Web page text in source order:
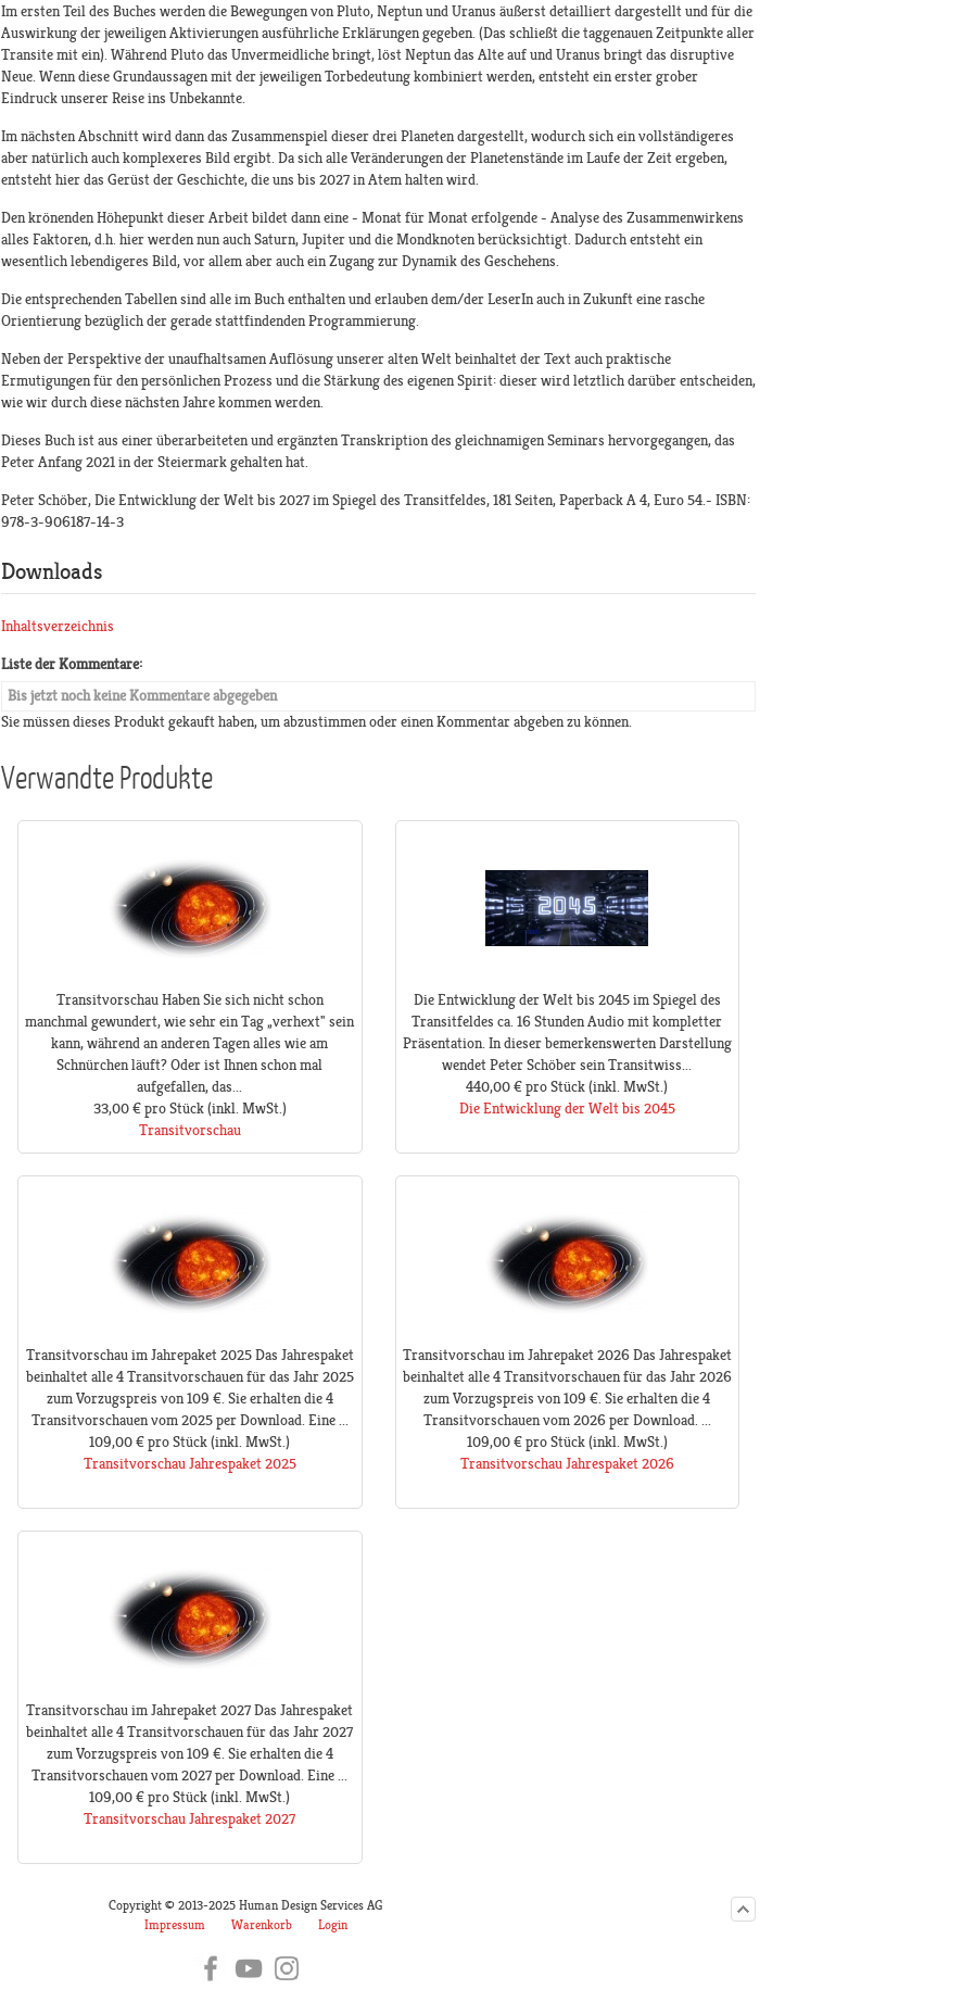
Im ersten Teil des Buches werden die Bewegungen von Pluto, Neptun und Uranus äußerst detailliert dargestellt und für die
Auswirkung der jeweiligen Aktivierungen ausführliche Erklärungen gegeben. (Das schließt die taggenauen Zeitpunkte aller
Transite mit ein). Während Pluto das Unvermeidliche bringt, löst Neptun das Alte auf und Uranus bringt das disruptive
Neue. Wenn diese Grundaussagen mit der jeweiligen Torbedeutung kombiniert werden, entsteht ein erster grober
Eindruck unserer Reise ins Unbekannte.
Im nächsten Abschnitt wird dann das Zusammenspiel dieser drei Planeten dargestellt, wodurch sich ein vollständigeres
aber natürlich auch komplexeres Bild ergibt. Da sich alle Veränderungen der Planetenstände im Laufe der Zeit ergeben,
entsteht hier das Gerüst der Geschichte, die uns bis 2027 in Atem halten wird.
Den krönenden Höhepunkt dieser Arbeit bildet dann eine - Monat für Monat erfolgende - Analyse des Zusammenwirkens
alles Faktoren, d.h. hier werden nun auch Saturn, Jupiter und die Mondknoten berücksichtigt. Dadurch entsteht ein
wesentlich lebendigeres Bild, vor allem aber auch ein Zugang zur Dynamik des Geschehens.
Die entsprechenden Tabellen sind alle im Buch enthalten und erlauben dem/der LeserIn auch in Zukunft eine rasche
Orientierung bezüglich der gerade stattfindenden Programmierung.
Neben der Perspektive der unaufhaltsamen Auflösung unserer alten Welt beinhaltet der Text auch praktische
Ermutigungen für den persönlichen Prozess und die Stärkung des eigenen Spirit: dieser wird letztlich darüber entscheiden,
wie wir durch diese nächsten Jahre kommen werden.
Dieses Buch ist aus einer überarbeiteten und ergänzten Transkription des gleichnamigen Seminars hervorgegangen, das
Peter Anfang 2021 in der Steiermark gehalten hat.
Peter Schöber, Die Entwicklung der Welt bis 2027 im Spiegel des Transitfeldes, 181 Seiten, Paperback A 4, Euro 54.- ISBN:
978-3-906187-14-3
Downloads
Inhaltsverzeichnis
Liste der Kommentare:
Bis jetzt noch keine Kommentare abgegeben
Sie müssen dieses Produkt gekauft haben, um abzustimmen oder einen Kommentar abgeben zu können.
Verwandte Produkte
Transitvorschau Haben Sie sich nicht schon
manchmal gewundert, wie sehr ein Tag „verhext" sein
kann, während an anderen Tagen alles wie am
Schnürchen läuft? Oder ist Ihnen schon mal
aufgefallen, das...
33,00 €pro Stück(inkl. MwSt.)
Transitvorschau
Die Entwicklung der Welt bis 2045 im Spiegel des
Transitfeldes ca. 16 Stunden Audio mit kompletter
Präsentation. In dieser bemerkenswerten Darstellung
wendet Peter Schöber sein Transitwiss...
440,00 €pro Stück(inkl. MwSt.)
Die Entwicklung der Welt bis 2045
Transitvorschau im Jahrepaket 2025 Das Jahrespaket
beinhaltet alle 4 Transitvorschauen für das Jahr 2025
zum Vorzugspreis von 109 €. Sie erhalten die 4
Transitvorschauen vom 2025 per Download. Eine ...
109,00 €pro Stück(inkl. MwSt.)
Transitvorschau Jahrespaket 2025
Transitvorschau im Jahrepaket 2026 Das Jahrespaket
beinhaltet alle 4 Transitvorschauen für das Jahr 2026
zum Vorzugspreis von 109 €. Sie erhalten die 4
Transitvorschauen vom 2026 per Download. ...
109,00 €pro Stück(inkl. MwSt.)
Transitvorschau Jahrespaket 2026
Transitvorschau im Jahrepaket 2027 Das Jahrespaket
beinhaltet alle 4 Transitvorschauen für das Jahr 2027
zum Vorzugspreis von 109 €. Sie erhalten die 4
Transitvorschauen vom 2027 per Download. Eine ...
109,00 €pro Stück(inkl. MwSt.)
Transitvorschau Jahrespaket 2027
Copyright © 2013-2025 Human Design Services AG
Impressum
Warenkorb Login